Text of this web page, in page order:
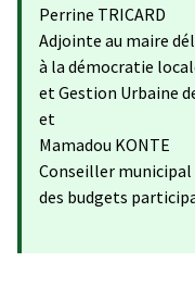
Perrine TRICARD
Adjointe au maire
à la démocratie
et Gestion Urbaine
et
Mamadou KONTE
Conseiller municipal
des budgets